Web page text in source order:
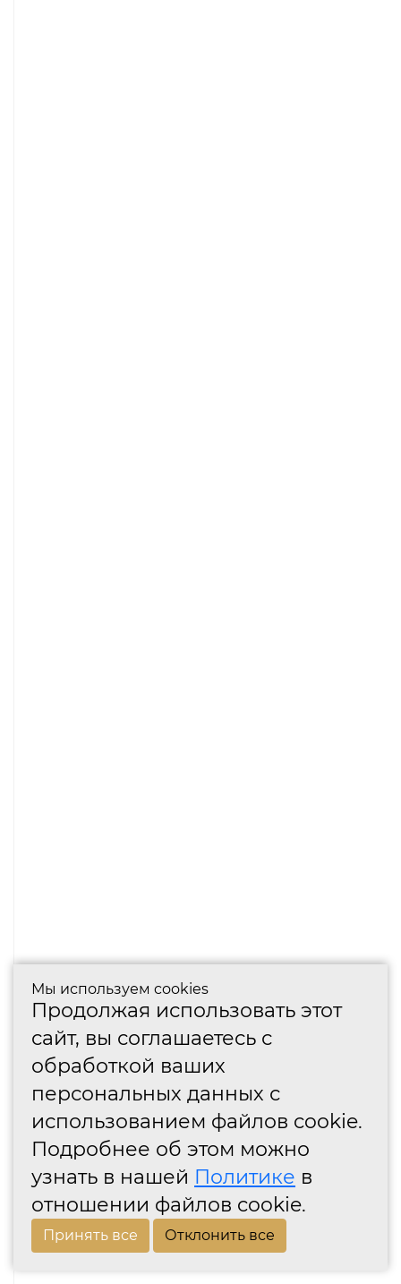
Мы используем cookies
Продолжая использовать этот
сайт, вы соглашаетесь с
обработкой ваших
персональных данных с
использованием файлов cookie.
Подробнее об этом можно
узнать в нашей Политике в
отношении файлов cookie.
Принять все Отклонить все